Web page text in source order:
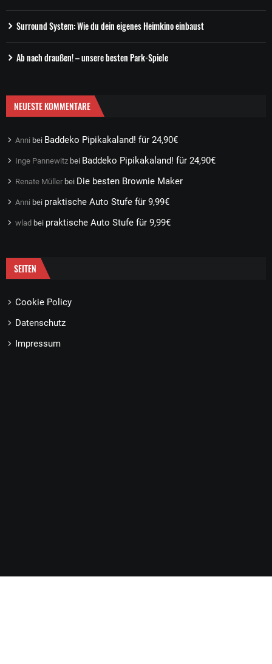
Surround System: Wie du dein eigenes Heimkino einbaust
Ab nach draußen! – unsere besten Park-Spiele
NEUESTE KOMMENTARE
Anni bei Baddeko Pipikakaland! für 24,90€
Inge Pannewitz bei Baddeko Pipikakaland! für 24,90€
Renate Müller bei Die besten Brownie Maker
Anni bei praktische Auto Stufe für 9,99€
wlad bei praktische Auto Stufe für 9,99€
SEITEN
Cookie Policy
Datenschutz
Impressum